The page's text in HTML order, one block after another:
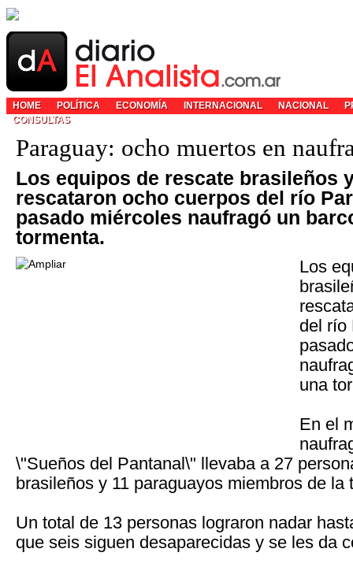
HOME POLÍTICA ECONOMÍA INTERNACIONAL NACIONAL
CONSULTAS
Paraguay: ocho muertos en
Los equipos de rescate brasileños
rescataron ocho cuerpos del río
pasado miércoles naufragó un
tormenta.
Los
del río
una
En el
\"Sueños del Pantanal\" llevaba a 27
brasileños y 11 paraguayos miembros de la
Un total de 13 personas lograron nadar
que seis siguen desaparecidas y se les da